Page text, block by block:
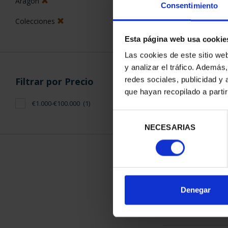
Consentimiento
Esta página web usa
Las cookies de este sitio
y analizar el tráfico.
redes sociales, publicidad y
que hayan recopilado a
consentimiento
NECESARIAS
Denegar
Colecciones
Filtrar por Precio
€1.000-€100.000 (1)
CAPITALES
ORDENAR POR: